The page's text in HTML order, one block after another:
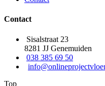
Contact
Sisalstraat 23
8281 JJ Genemuiden
038 385 69 50
Top